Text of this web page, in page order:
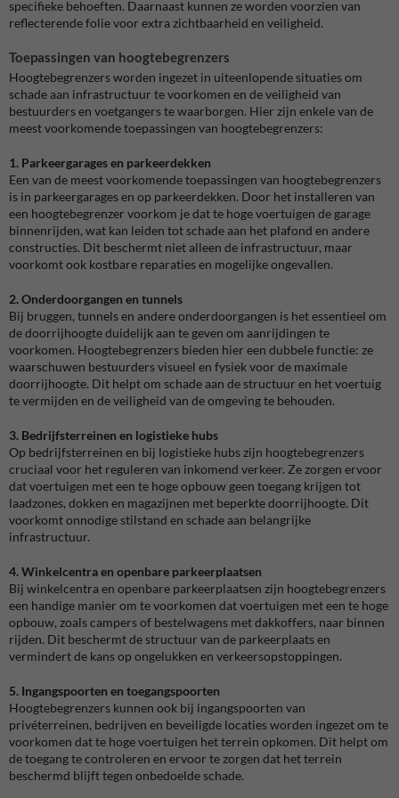
specifieke behoeften. Daarnaast kunnen ze worden voorzien van
reflecterende folie voor extra zichtbaarheid en veiligheid.
Toepassingen van hoogtebegrenzers
Hoogtebegrenzers worden ingezet in uiteenlopende situaties om
schade aan infrastructuur te voorkomen en de veiligheid van
bestuurders en voetgangers te waarborgen. Hier zijn enkele van de
meest voorkomende toepassingen van hoogtebegrenzers:
1. Parkeergarages en parkeerdekken
Een van de meest voorkomende toepassingen van hoogtebegrenzers
is in parkeergarages en op parkeerdekken. Door het installeren van
een hoogtebegrenzer voorkom je dat te hoge voertuigen de garage
binnenrijden, wat kan leiden tot schade aan het plafond en andere
constructies. Dit beschermt niet alleen de infrastructuur, maar
voorkomt ook kostbare reparaties en mogelijke ongevallen.
2. Onderdoorgangen en tunnels
Bij bruggen, tunnels en andere onderdoorgangen is het essentieel om
de doorrijhoogte duidelijk aan te geven om aanrijdingen te
voorkomen. Hoogtebegrenzers bieden hier een dubbele functie: ze
waarschuwen bestuurders visueel en fysiek voor de maximale
doorrijhoogte. Dit helpt om schade aan de structuur en het voertuig
te vermijden en de veiligheid van de omgeving te behouden.
3. Bedrijfsterreinen en logistieke hubs
Op bedrijfsterreinen en bij logistieke hubs zijn hoogtebegrenzers
cruciaal voor het reguleren van inkomend verkeer. Ze zorgen ervoor
dat voertuigen met een te hoge opbouw geen toegang krijgen tot
laadzones, dokken en magazijnen met beperkte doorrijhoogte. Dit
voorkomt onnodige stilstand en schade aan belangrijke
infrastructuur.
4. Winkelcentra en openbare parkeerplaatsen
Bij winkelcentra en openbare parkeerplaatsen zijn hoogtebegrenzers
een handige manier om te voorkomen dat voertuigen met een te hoge
opbouw, zoals campers of bestelwagens met dakkoffers, naar binnen
rijden. Dit beschermt de structuur van de parkeerplaats en
vermindert de kans op ongelukken en verkeersopstoppingen.
5. Ingangspoorten en toegangspoorten
Hoogtebegrenzers kunnen ook bij ingangspoorten van
privéterreinen, bedrijven en beveiligde locaties worden ingezet om te
voorkomen dat te hoge voertuigen het terrein opkomen. Dit helpt om
de toegang te controleren en ervoor te zorgen dat het terrein
beschermd blijft tegen onbedoelde schade.